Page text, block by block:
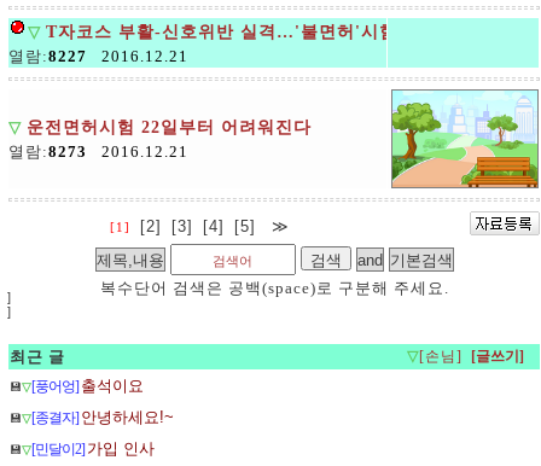
▽ T자코스 부활-신호위반 실격…'불면허'시험 22일 시행
열람:8227 2016.12.21
▽ 운전면허시험 22일부터 어려워진다
열람:8273 2016.12.21
[1] [2] [3] [4] [5] ≫
복수단어 검색은 공백(space)로 구분해 주세요.
]
]
최근 글 ▽[손님]
💾▽[풍어엉] 출석이요
💾▽[종결자] 안녕하세요!~
💾▽[민달이2] 가입 인사